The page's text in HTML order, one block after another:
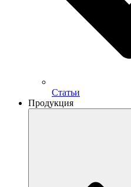
Статьи
Продукция